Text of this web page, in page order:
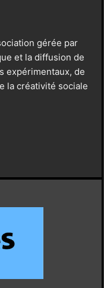
gérée par
et la diffusion de
expérimentaux, de
la créativité sociale